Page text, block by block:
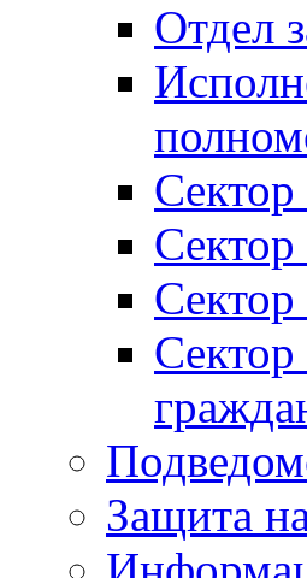
Отдел
Сектор
Защита